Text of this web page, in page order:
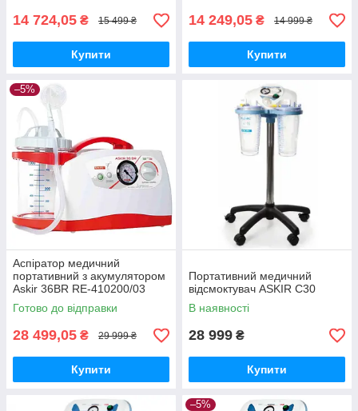
14 724,05 ₴ 15 499 ₴
Купити
14 249,05 ₴ 14 999 ₴
Купити
–5%
Аспіратор медичний
портативний з акумулятором
Askir 36BR RE-410200/03
МедГруп
Готово до відправки
28 499,05 ₴ 29 999 ₴
Купити
Портативний медичний
відсмоктувач ASKIR С30
В наявності
28 999 ₴
Купити
–5%